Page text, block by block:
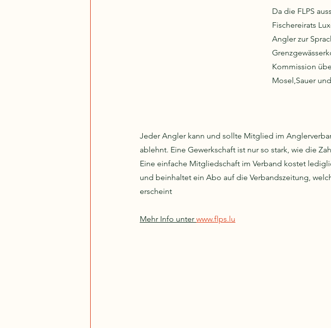
Da die FLPS
Fischereirats
Angler zur
Kommission
Mosel,Sauer
Jeder Angler kann und sollte Mitglied im
ablehnt. Eine Gewerkschaft ist nur so stark, wie die
Eine einfache Mitgliedschaft im Verband kostet
und beinhaltet ein Abo auf die Verbandszeitung,
erscheint
Mehr Info unter www.flps.lu